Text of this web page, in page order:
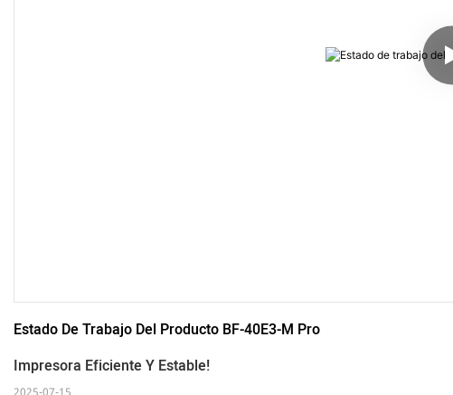
Estado De Trabajo Del Producto BF-40E3-M Pro
Impresora Eficiente Y Estable!
2025-07-15